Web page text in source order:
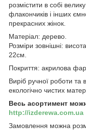
розмістити в собі
флакончиків і інших
прекрасних жінок.
Матеріал: дерево.
Розміри зовнішні:
22см.
Покриття: акрилова
Виріб ручної роботи та
екологічно чистих
Весь асортимент
http://izderewa.com.ua
Замовлення можна